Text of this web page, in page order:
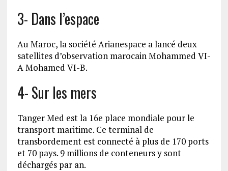
3- Dans l’espace
Au Maroc, la société Arianespace a lancé deux
satellites d’observation marocain Mohammed VI-
A Mohamed VI-B.
4- Sur les mers
Tanger Med est la 16e place mondiale pour le
transport maritime. Ce terminal de
transbordement est connecté à plus de 170 ports
et 70 pays. 9 millions de conteneurs y sont
déchargés par an.